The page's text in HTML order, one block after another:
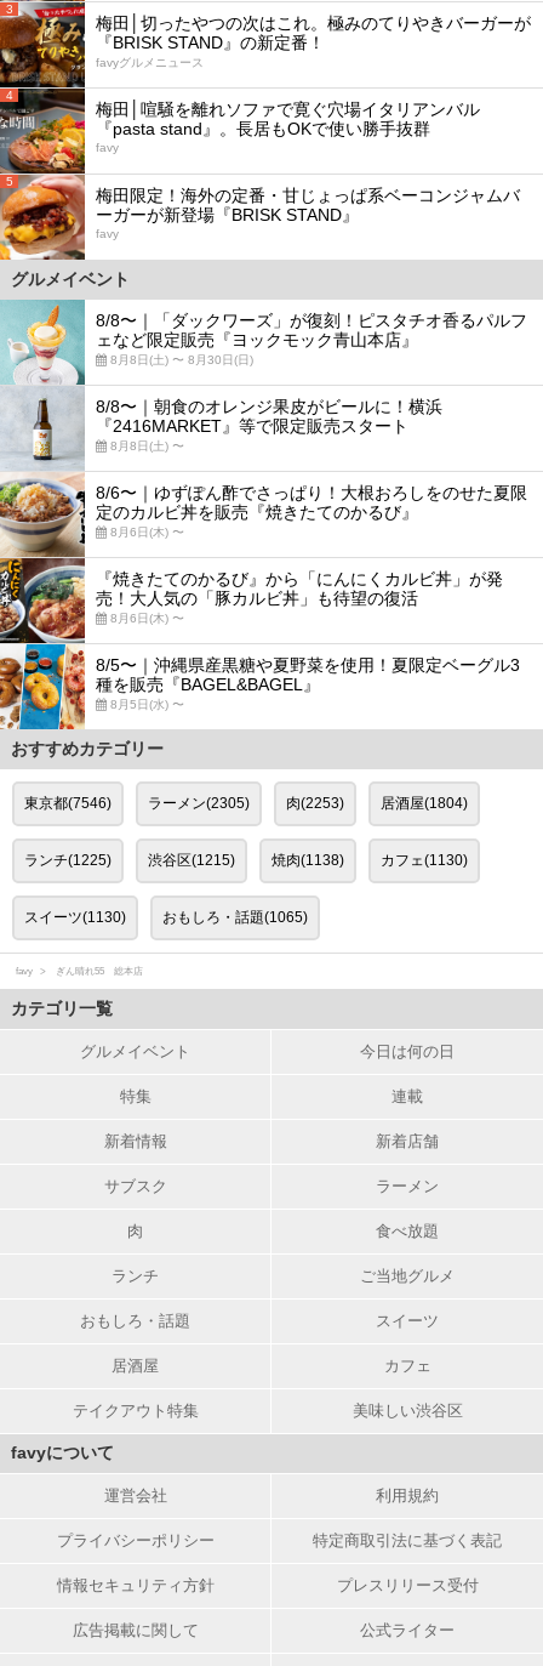
3
梅田│切ったやつの次はこれ。極みのてりやきバーガーが
『BRISK STAND』の新定番！
favyグルメニュース
4
梅田│喧騒を離れソファで寛ぐ穴場イタリアンバル
『pasta stand』。長居もOKで使い勝手抜群
favy
5
梅田限定！海外の定番・甘じょっぱ系ベーコンジャムバ
ーガーが新登場『BRISK STAND』
favy
グルメイベント
8/8〜｜「ダックワーズ」が復刻！ピスタチオ香るパルフ
ェなど限定販売『ヨックモック青山本店』
8月8日(土) 〜 8月30日(日)
8/8〜｜朝食のオレンジ果皮がビールに！横浜
『2416MARKET』等で限定販売スタート
8月8日(土) 〜
8/6〜｜ゆずぽん酢でさっぱり！大根おろしをのせた夏限
定のカルビ丼を販売『焼きたてのかるび』
8月6日(木) 〜
『焼きたてのかるび』から「にんにくカルビ丼」が発
売！大人気の「豚カルビ丼」も待望の復活
8月6日(木) 〜
8/5〜｜沖縄県産黒糖や夏野菜を使用！夏限定ベーグル3
種を販売『BAGEL&BAGEL』
8月5日(水) 〜
おすすめカテゴリー
東京都(7546) ラーメン(2305) 肉(2253) 居酒屋(1804)
ランチ(1225) 渋谷区(1215) 焼肉(1138) カフェ(1130)
スイーツ(1130) おもしろ・話題(1065)
favy ぎん晴れ55 総本店
カテゴリ一覧
グルメイベント 今日は何の日
特集 連載
新着情報 新着店舗
サブスク ラーメン
肉 食べ放題
ランチ ご当地グルメ
おもしろ・話題 スイーツ
居酒屋 カフェ
テイクアウト特集 美味しい渋谷区
favyについて
運営会社 利用規約
プライバシーポリシー 特定商取引法に基づく表記
情報セキュリティ方針 プレスリリース受付
広告掲載に関して 公式ライター